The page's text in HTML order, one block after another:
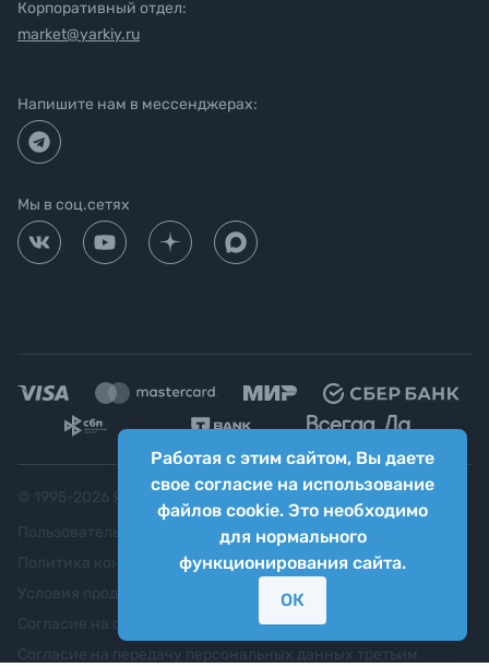
Работая с этим сайтом, Вы даете
свое согласие на использование
файлов cookie. Это необходимо
для нормального
функционирования сайта.
ОК
Корпоративный отдел:
market@yarkiy.ru
Напишите нам в мессенджерах:
Мы в соц.сетях
Яркий фотомаркет ("Яркий Мир")
Пользовательское соглашение
Политика конфиденциальности
Согласие на обработку персональных данных
Согласие на передачу персональных данных третьим